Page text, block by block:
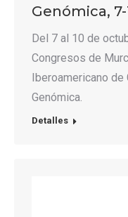
Genómica,
Del 7 al 10 de
Congresos de
Iberoamericano
Genómica.
Detalles